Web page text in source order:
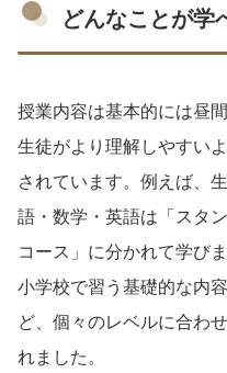
どんなことが学
授業内容は基本的には昼
生徒がより理解しやすい
されています。例えば、
語・数学・英語は「スタ
コース」に分かれて学び
小学校で習う基礎的な内
ど、個々のレベルに合わ
れました。